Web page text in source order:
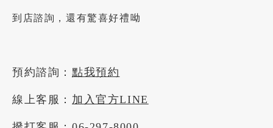
到店諮詢，還有驚喜好禮呦
預約諮詢： 點我預約
線上客服： 加入官方LINE